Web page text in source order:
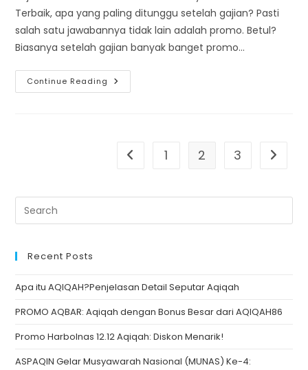
Terbaik, apa yang paling ditunggu setelah gajian? Pasti
salah satu jawabannya tidak lain adalah promo. Betul?
Biasanya setelah gajian banyak banget promo…
Continue Reading SHOCKVEMBER!!!
Kejutan
AQIQAH86
Go to the previous page
1 2 3 Go to
Recent Posts
Apa itu AQIQAH?Penjelasan Detail Seputar Aqiqah
PROMO AQBAR: Aqiqah dengan Bonus Besar dari AQIQAH86
Promo Harbolnas 12.12 Aqiqah: Diskon Menarik!
ASPAQIN Gelar Musyawarah Nasional (MUNAS) Ke-4: